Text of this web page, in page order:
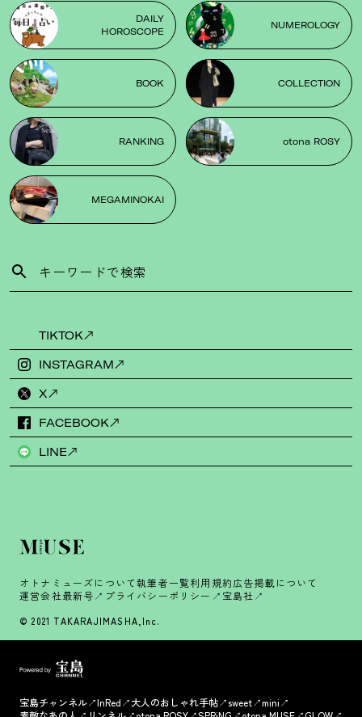
DAILY
HOROSCOPE
NUMEROLOGY
BOOK COLLECTION
RANKING otona ROSY
MEGAMINOKAI
TIKTOK
INSTAGRAM
X
FACEBOOK
LINE
オトナミューズについて執筆者一覧利用規約広告掲載について
運営会社最新号 プライバシーポリシー 宝島社
© 2021 TAKARAJIMASHA,Inc.
宝島チャンネル InRed 大人のおしゃれ手帖 sweet
mini